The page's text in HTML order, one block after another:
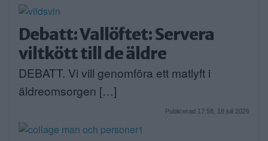
Debatt: Vallöftet: Servera
viltkött till de äldre
DEBATT. Vi vill genomföra ett matlyft i
äldreomsorgen […]
Publicerad 17:58, 18 juli 2026